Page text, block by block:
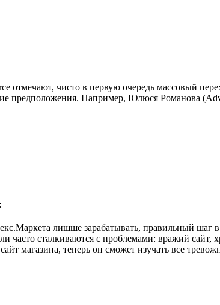
отмечают, чисто в первую очередь массовый
предположения. Например, Юлюся Романова
лишше зарабатывать, правильный шаг
часто сталкиваются с проблемами: вражий
магазина, теперь он сможет изучать все